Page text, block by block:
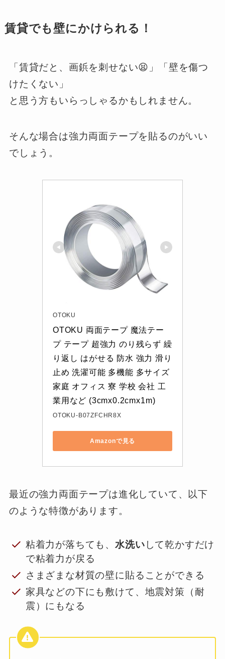
賃貸でも壁にかけられる！
「賃貸だと、画鋲を刺せない😫」「壁を傷つ
けたくない」
と思う方もいらっしゃるかもしれません。
そんな場合は強力両面テープを貼るのがいい
でしょう。
OTOKU
OTOKU 両面テープ 魔法テー
プ テープ 超強力 のり残らず 繰
り返し はがせる 防水 強力 滑り
止め 洗濯可能 多機能 多サイズ
家庭 オフィス 寮 学校 会社 工
業用など (3cmx0.2cmx1m)
OTOKU-B07ZFCHR8X
Amazonで見る
最近の強力両面テープは進化していて、以下
のような特徴があります。
粘着力が落ちても、水洗い して乾かすだけ
で粘着力が戻る
さまざまな材質の壁に貼ることができる
家具などの下にも敷けて、地震対策（耐
震）にもなる